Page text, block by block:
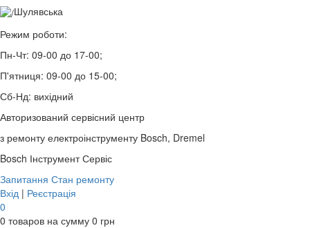
Шулявська
Режим роботи:
Пн-Чт: 09-00 до 17-00;
П'ятниця: 09-00 до 15-00;
Сб-Нд: вихідний
Авторизований сервісний центр
з ремонту електроінструменту Bosch, Dremel
Bosch Інструмент Сервіс
Запитання Стан ремонту
Вхід | Реєстрація
0
0 товаров на сумму 0 грн